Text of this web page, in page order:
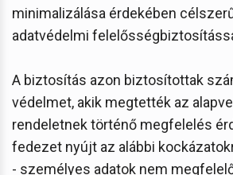
minimalizálása érdekében
adatvédelmi
A biztosítás azon biztosítottak
védelmet, akik megtették az
rendeletnek történő megfelelés
fedezet nyújt az alábbi
- személyes adatok nem